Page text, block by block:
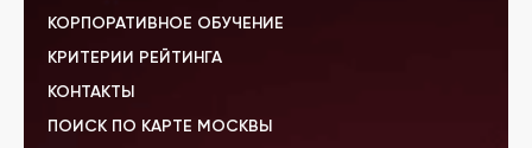
КОРПОРАТИВНОЕ ОБУЧЕНИЕ
КРИТЕРИИ РЕЙТИНГА
КОНТАКТЫ
ПОИСК ПО КАРТЕ МОСКВЫ